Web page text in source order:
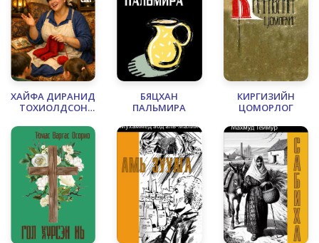
ХАЙФА ДИРАНИД
ТОХИОЛДСОН
БЯЦХАН
ПАЛЬМИРА
КИРГИЗИЙН
ЦОМОРЛОГ